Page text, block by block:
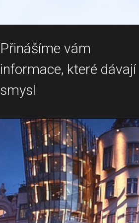
Přinášíme vám
informace, které dávají
smysl